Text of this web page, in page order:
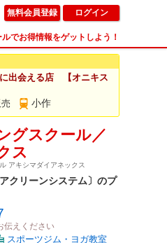
無料会員登録 ログイン
でお得情報をゲットしよう！
出会える店 【オニキス
小作
グスクール／
ス
アキシマダイアネックス
クリーンシステム〕のプ
伝えください
スポーツジム・ヨガ教室